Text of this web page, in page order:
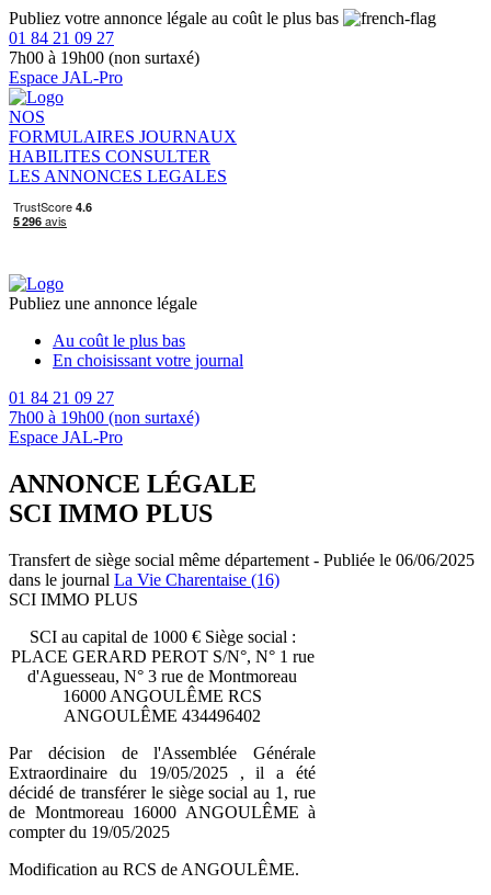
Publiez votre annonce légale au coût le plus bas
01 84 21 09 27
7h00 à 19h00 (non surtaxé)
Espace JAL-Pro
NOS
FORMULAIRES JOURNAUX
HABILITES CONSULTER
LES ANNONCES LEGALES
Publiez une annonce légale
Au coût le plus bas
En choisissant votre journal
01 84 21 09 27
7h00 à 19h00 (non surtaxé)
Espace JAL-Pro
ANNONCE LÉGALE
SCI IMMO PLUS
Transfert de siège social même département - Publiée le 06/06/2025
dans le journal La Vie Charentaise (16)
SCI IMMO PLUS
SCI au capital de 1000 € Siège social :
PLACE GERARD PEROT S/N°, N° 1 rue
d'Aguesseau, N° 3 rue de Montmoreau
16000 ANGOULÊME RCS
ANGOULÊME 434496402
Par décision de l'Assemblée Générale
Extraordinaire du 19/05/2025 , il a été
décidé de transférer le siège social au 1, rue
de Montmoreau 16000 ANGOULÊME à
compter du 19/05/2025
Modification au RCS de ANGOULÊME.